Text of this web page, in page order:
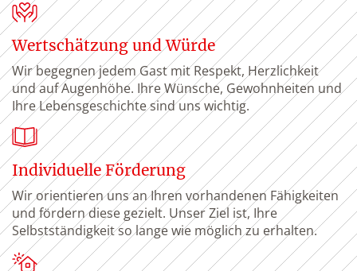
Wertschätzung und Würde
Wir begegnen jedem Gast mit Respekt, Herzlichkeit
und auf Augenhöhe. Ihre Wünsche, Gewohnheiten und
Ihre Lebensgeschichte sind uns wichtig.
Individuelle Förderung
Wir orientieren uns an Ihren vorhandenen Fähigkeiten
und fördern diese gezielt. Unser Ziel ist, Ihre
Selbstständigkeit so lange wie möglich zu erhalten.